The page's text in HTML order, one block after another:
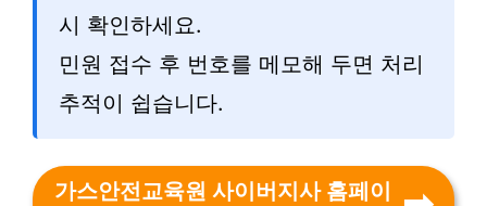
시 확인하세요.
민원 접수 후 번호를 메모해 두면 처리
추적이 쉽습니다.
가스안전교육원 사이버지사 홈페이